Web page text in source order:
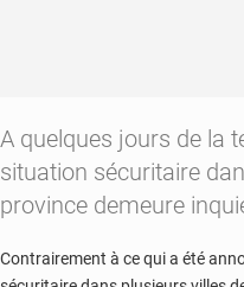
A quelques jours de la
situation sécuritaire
province demeure
Contrairement à ce qui a été